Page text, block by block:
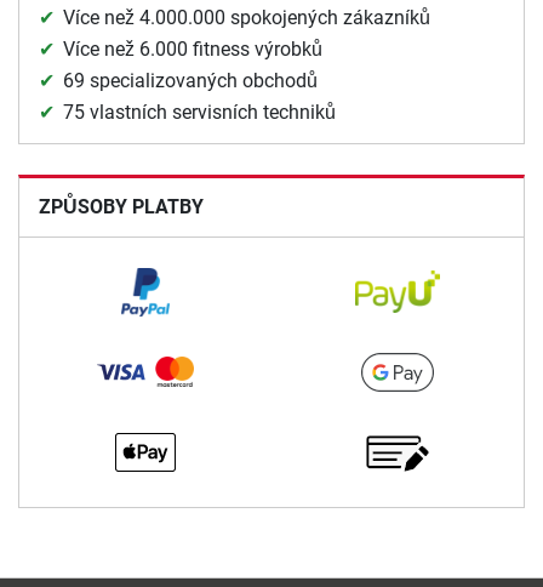
Více než 4.000.000 spokojených zákazníků
Více než 6.000 fitness výrobků
69 specializovaných obchodů
75 vlastních servisních techniků
ZPŮSOBY PLATBY